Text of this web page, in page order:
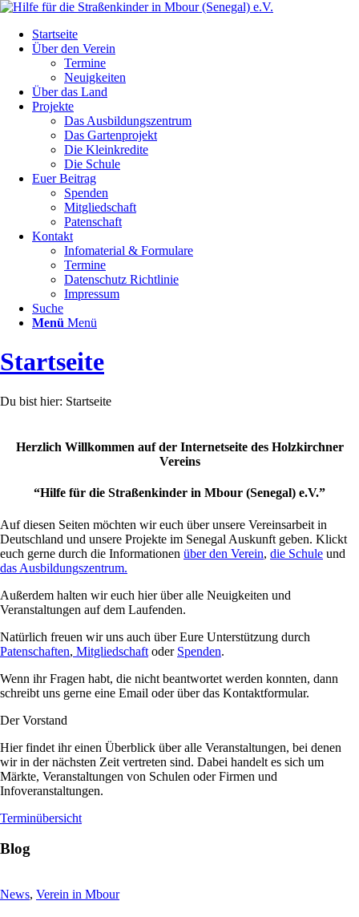
Startseite
Über den Verein
Termine
Neuigkeiten
Über das Land
Projekte
Das Ausbildungszentrum
Das Gartenprojekt
Die Kleinkredite
Die Schule
Euer Beitrag
Spenden
Mitgliedschaft
Patenschaft
Kontakt
Infomaterial & Formulare
Termine
Datenschutz Richtlinie
Impressum
Suche
Menü Menü
Startseite
Du bist hier: Startseite
Herzlich Willkommen auf der Internetseite des Holzkirchner
Vereins
“Hilfe für die Straßenkinder in Mbour (Senegal) e.V.”
Auf diesen Seiten möchten wir euch über unsere Vereinsarbeit in
Deutschland und unsere Projekte im Senegal Auskunft geben. Klickt
euch gerne durch die Informationen über den Verein, die Schule und
das Ausbildungszentrum.
Außerdem halten wir euch hier über alle Neuigkeiten und
Veranstaltungen auf dem Laufenden.
Natürlich freuen wir uns auch über Eure Unterstützung durch
Patenschaften, Mitgliedschaft oder Spenden.
Wenn ihr Fragen habt, die nicht beantwortet werden konnten, dann
schreibt uns gerne eine Email oder über das Kontaktformular.
Der Vorstand
Hier findet ihr einen Überblick über alle Veranstaltungen, bei denen
wir in der nächsten Zeit vertreten sind. Dabei handelt es sich um
Märkte, Veranstaltungen von Schulen oder Firmen und
Infoveranstaltungen.
Terminübersicht
Blog
News, Verein in Mbour